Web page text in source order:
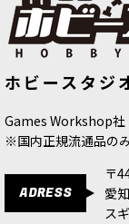
ーク
ジ）
ター [
1点
ゲー
ロー
体。
ン [43-29
ホビースタジ
Games Workshop社
※国内正規流通品の
ADRESS
〒
愛
ス